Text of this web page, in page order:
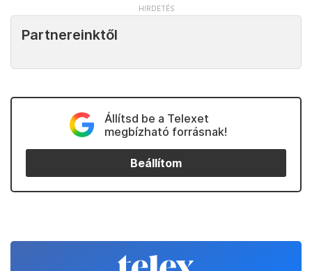
Partnereinktől
Állítsd be a Telexet
megbízható forrásnak!
Beállítom